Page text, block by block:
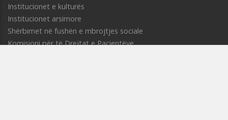
Institucionet e kulturës
Institucionet arsimore
Shërbimet në fushën e mbrojtjes sociale
Komisioni për të Drejtat e Pacientëve